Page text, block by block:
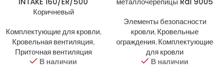
Коричневый
Комплектующие для кровли,
Кровельная вентиляция,
Приточная вентиляция
В наличии
Элементы безопасности
кровли, Кровельные
ограждения, Комплектующие
для кровли
В наличии